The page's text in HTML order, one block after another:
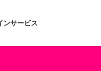
ンサービス